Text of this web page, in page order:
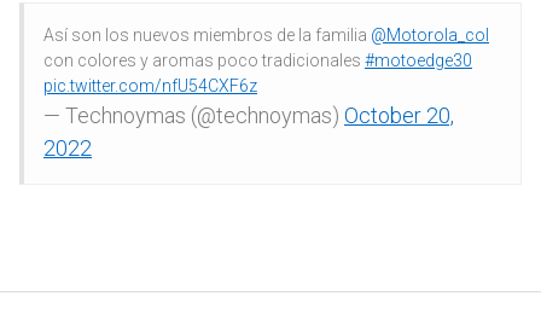
Así son los nuevos miembros de la familia @Motorola_col
con colores y aromas poco tradicionales #motoedge30
pic.twitter.com/nfU54CXF6z
— Technoymas (@technoymas) October 20,
2022